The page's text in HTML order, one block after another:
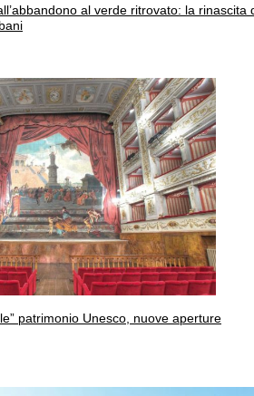
al verde ritrovato: la rinascita
patrimonio Unesco, nuove aperture